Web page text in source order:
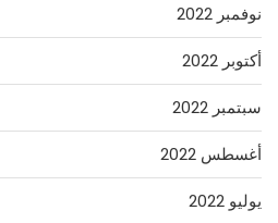
نوفمبر 2022
أكتوبر 2022
سبتمبر 2022
أغسطس 2022
يوليو 2022